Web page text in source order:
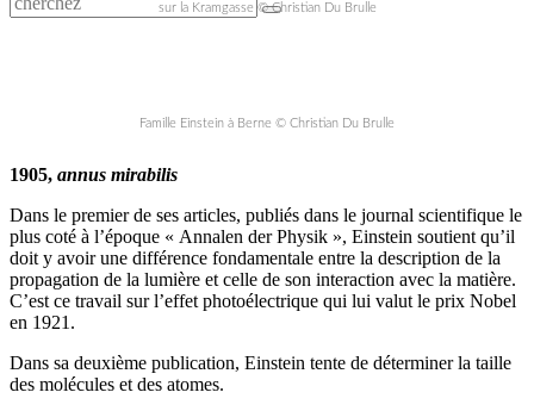
sur la Kramgasse © Christian Du Brulle
Famille Einstein à Berne © Christian Du Brulle
1905, annus mirabilis
Dans le premier de ses articles, publiés dans le journal scientifique le
plus coté à l’époque « Annalen der Physik », Einstein soutient qu’il
doit y avoir une différence fondamentale entre la description de la
propagation de la lumière et celle de son interaction avec la matière.
C’est ce travail sur l’effet photoélectrique qui lui valut le prix Nobel
en 1921.
Dans sa deuxième publication, Einstein tente de déterminer la taille
des molécules et des atomes.